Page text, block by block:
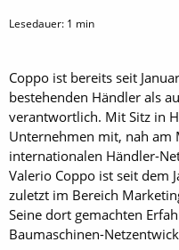
Lesedauer: 1 min
Coppo ist bereits seit
bestehenden Händler als
verantwortlich. Mit Sitz in
Unternehmen mit, nah am
internationalen Händler-
Valerio Coppo ist seit dem
zuletzt im Bereich
Seine dort gemachten
Baumaschinen-